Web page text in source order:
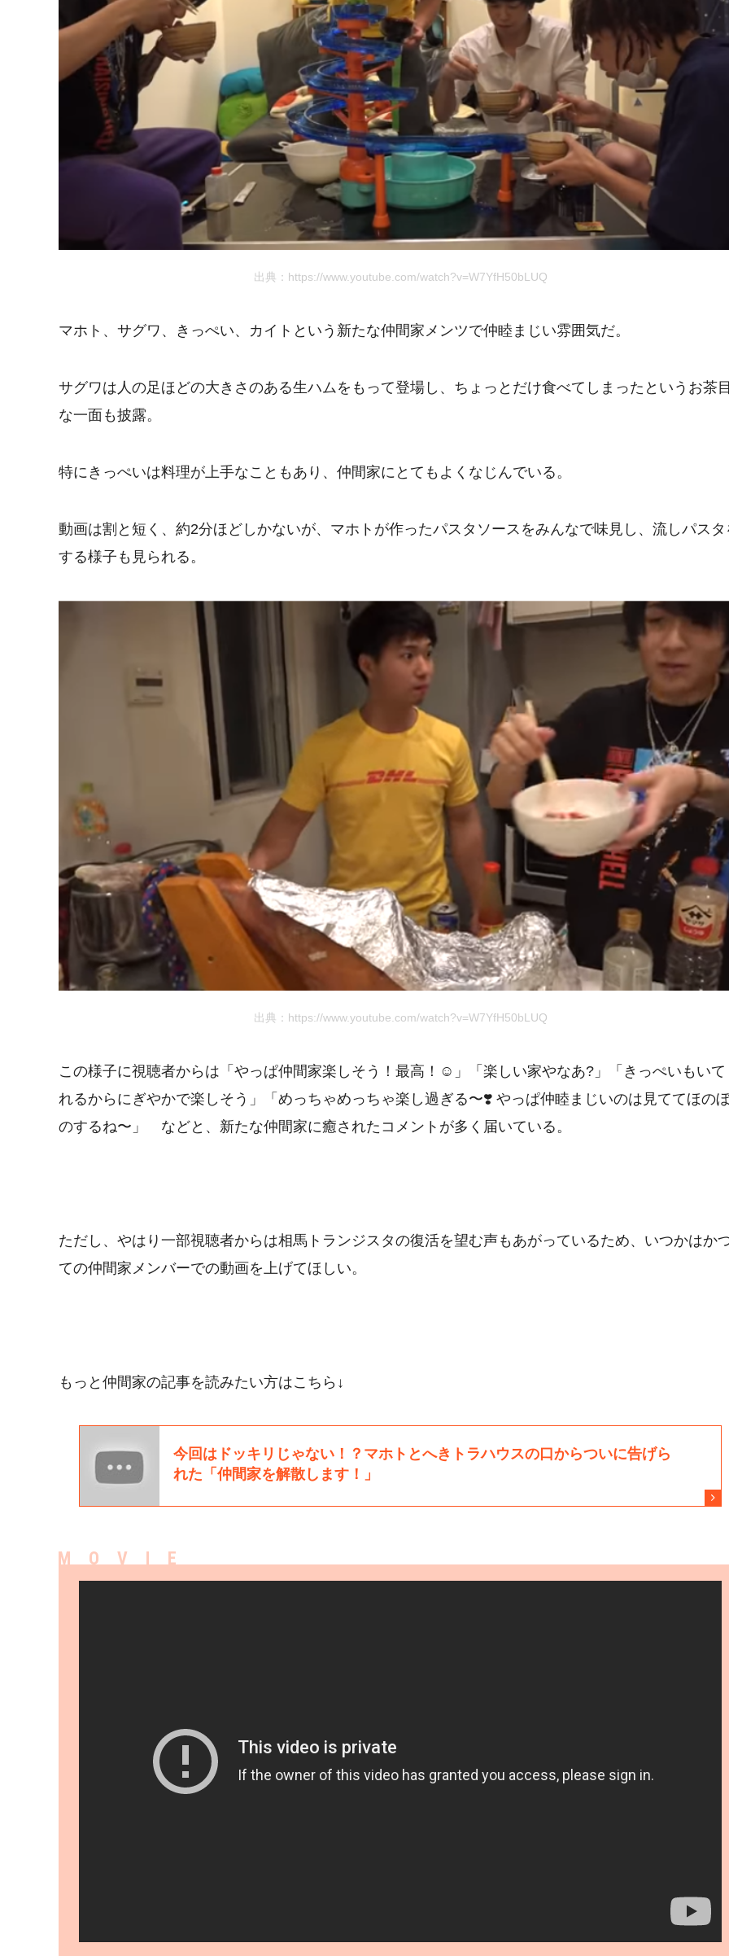
出典：https://www.youtube.com/watch?v=W7YfH50bLUQ
マホト、サグワ、きっぺい、カイトという新たな仲間家メンツで仲睦まじい雰囲気だ。
サグワは人の足ほどの大きさのある生ハムをもって登場し、ちょっとだけ食べてしまったというお茶
な一面も披露。
特にきっぺいは料理が上手なこともあり、仲間家にとてもよくなじんでいる。
動画は割と短く、約2分ほどしかないが、マホトが作ったパスタソースをみんなで味見し、流しパスタ
する様子も見られる。
出典：https://www.youtube.com/watch?v=W7YfH50bLUQ
この様子に視聴者からは「やっぱ仲間家楽しそう！最高！☺︎」「楽しい家やなあ?」「きっぺいもいて
れるからにぎやかで楽しそう」「めっちゃめっちゃ楽し過ぎる〜❣️ やっぱ仲睦まじいのは見ててほの
のするね〜」 などと、新たな仲間家に癒されたコメントが多く届いている。
ただし、やはり一部視聴者からは相馬トランジスタの復活を望む声もあがっているため、いつかはか
ての仲間家メンバーでの動画を上げてほしい。
もっと仲間家の記事を読みたい方はこちら↓